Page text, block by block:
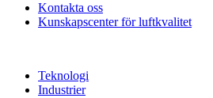
Kontakta oss
Kunskapscenter för luftkvalitet
Teknologi
Industrier